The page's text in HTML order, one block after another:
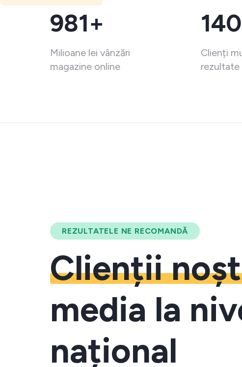
981+
Milioane lei vânzări
magazine online
Clienți
rezultate
REZULTATELE NE RECOMANDĂ
Clienții
media la
național